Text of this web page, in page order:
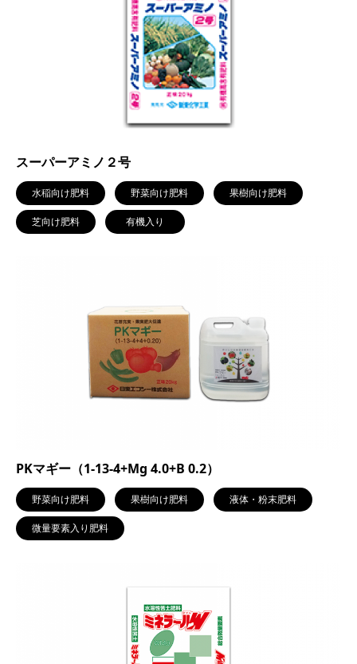
スーパーアミノ２号
水稲向け肥料 野菜向け肥料 果樹向け肥料
芝向け肥料 有機入り
PKマギー（1-13-4+Mg 4.0+B 0.2）
野菜向け肥料 果樹向け肥料 液体・粉末肥料
微量要素入り肥料